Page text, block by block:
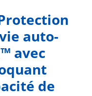
auto-
avec
de